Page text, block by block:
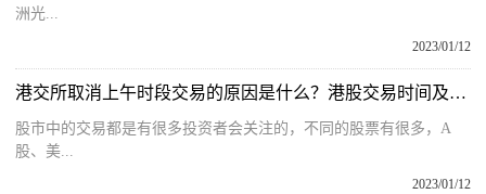
洲光...
2023/01/12
港交所取消上午时段交易的原因是什么？港股交易时间及规则一览
股市中的交易都是有很多投资者会关注的，不同的股票有很多，A
股、美...
2023/01/12